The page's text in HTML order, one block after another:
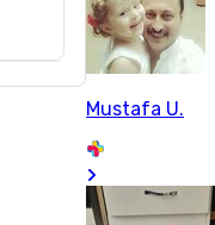
Mustafa U.